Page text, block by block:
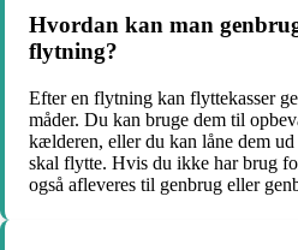
Hvordan kan man
flytning?
Efter en flytning kan flyttekasser
måder. Du kan bruge dem til
kælderen, eller du kan låne dem
skal flytte. Hvis du ikke har brug
også afleveres til genbrug eller